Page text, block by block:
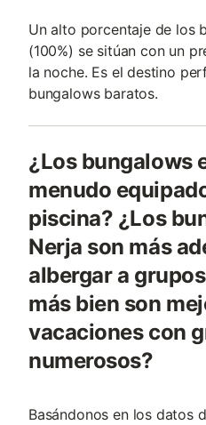
Un alto porcentaje de los
(100%) se sitúan con un
la noche. Es el destino
bungalows baratos.
¿Los bungalows
menudo
piscina? ¿Los
Nerja son más
albergar a
más bien son
vacaciones con
numerosos?
Basándonos en los datos